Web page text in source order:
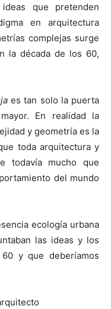
que pretenden
en arquitectura
complejas surge
la década de los 60,
es tan solo la puerta
En realidad la
y geometría es la
toda arquitectura y
todavía mucho que
del mundo
ecología urbana
las ideas y los
y que deberíamos